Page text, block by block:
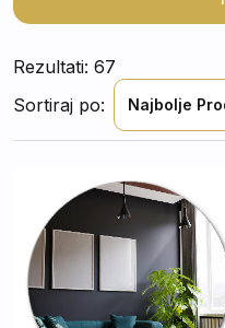
Rezultati: 67
Sortiraj po:
Najbolje